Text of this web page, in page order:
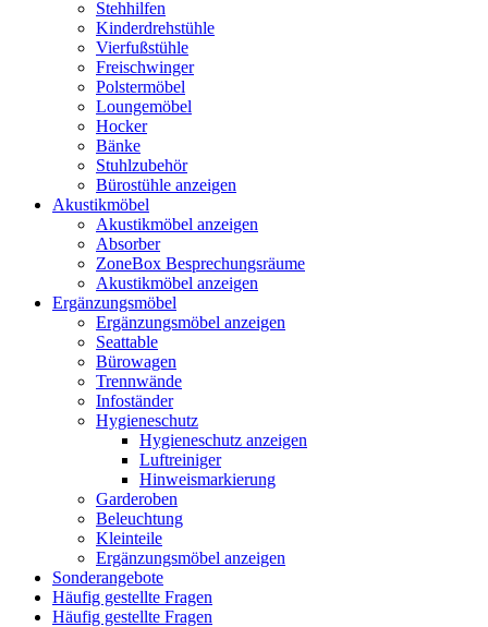
Stehhilfen
Kinderdrehstühle
Vierfußstühle
Freischwinger
Polstermöbel
Loungemöbel
Hocker
Bänke
Stuhlzubehör
Bürostühle anzeigen
Akustikmöbel
Akustikmöbel anzeigen
Absorber
ZoneBox Besprechungsräume
Akustikmöbel anzeigen
Ergänzungsmöbel
Ergänzungsmöbel anzeigen
Seattable
Bürowagen
Trennwände
Infoständer
Hygieneschutz
Hygieneschutz anzeigen
Luftreiniger
Hinweismarkierung
Garderoben
Beleuchtung
Kleinteile
Ergänzungsmöbel anzeigen
Sonderangebote
Häufig gestellte Fragen
Häufig gestellte Fragen